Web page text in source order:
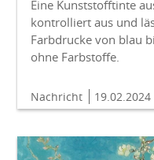
Eine Kunststofftinte
kontrolliert aus und
Farbdrucke von blau
ohne Farbstoffe.
Nachricht 19.02.2024